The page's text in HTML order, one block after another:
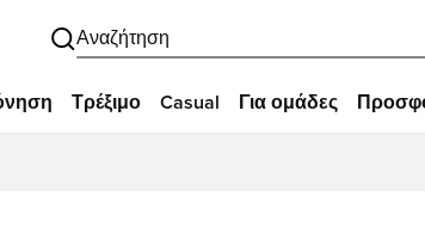
Αναζήτηση
Τρέξιμο Casual Για ομάδες